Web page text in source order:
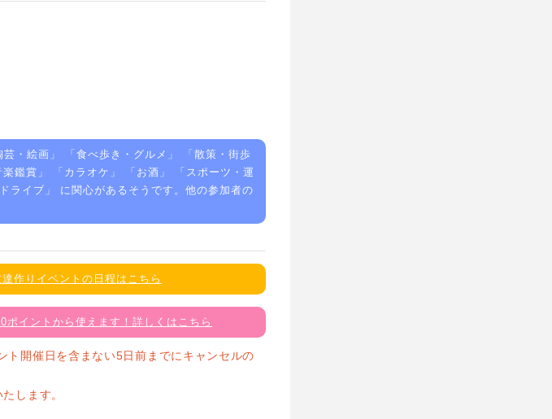
芸・絵画 」 「 食べ歩き・グルメ 」 「 散策・街歩
楽鑑賞 」 「 カラオケ 」 「 お酒 」 「 スポーツ・運
ドライブ 」 に関心があるそうです。他の参加者の
作りイベントの日程はこちら
イントから使えます！詳しくはこちら
ト開催日を含まない5日前までにキャンセルの
します。